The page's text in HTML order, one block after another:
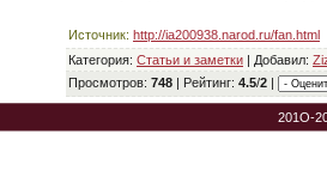
Источник: http://ia200938.narod.ru/fan.html
Категория: Статьи и заметки | Добавил:
Просмотров: 748 | Рейтинг: 4.5/2 |
201O-